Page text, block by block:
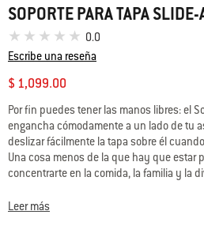
SOPORTE PARA TAPA
0.0
Escribe una reseña
$ 1,099.00
Por fin puedes tener las manos libres: el
engancha cómodamente a un lado de tu
deslizar fácilmente la tapa sobre él
Una cosa menos de la que hay que estar
concentrarte en la comida, la familia y la
Leer más